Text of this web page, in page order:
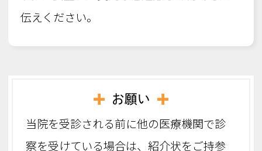
伝えください。
お願い
当院を受診される前に他の医療機関で診
察を受けている場合は、紹介状をご持参